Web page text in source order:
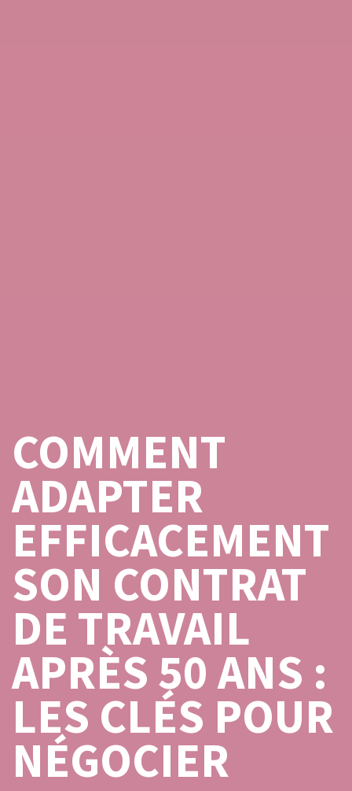
COMMENT
ADAPTER
EFFICACEMENT
SON CONTRAT
DE TRAVAIL
APRÈS 50 ANS :
LES CLÉS POUR
NÉGOCIER